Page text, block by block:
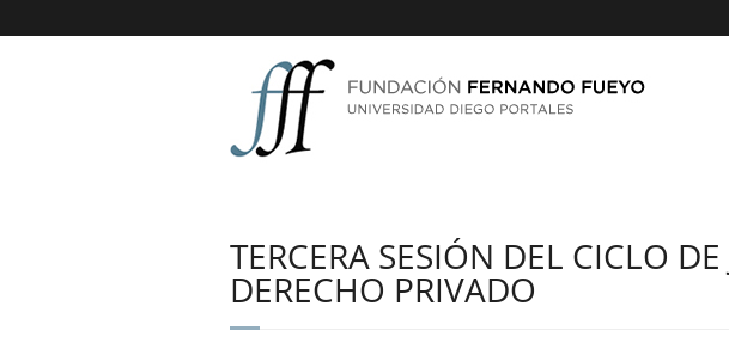
TERCERA SESIÓN DEL CICLO DE
DERECHO PRIVADO